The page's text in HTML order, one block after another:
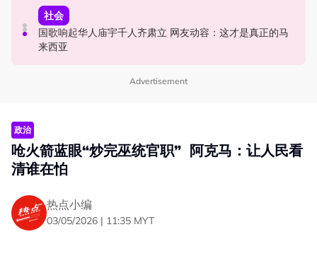
政治
马六甲州选 | 开放看待甲州选合作模式 国盟: 协商互换议席
没问题
社会
国歌响起华人庙宇千人齐肃立 网友动容：这才是真正的马
来西亚
政治
不点名调侃刘天球加入全民党 邓章钦：以为去当马华总会
长
Advertisement
政治
呛火箭蓝眼“炒完巫统官职” 阿克马：让人民看
清谁在怕
热点小编
03/05/2026 | 11:35 MYT